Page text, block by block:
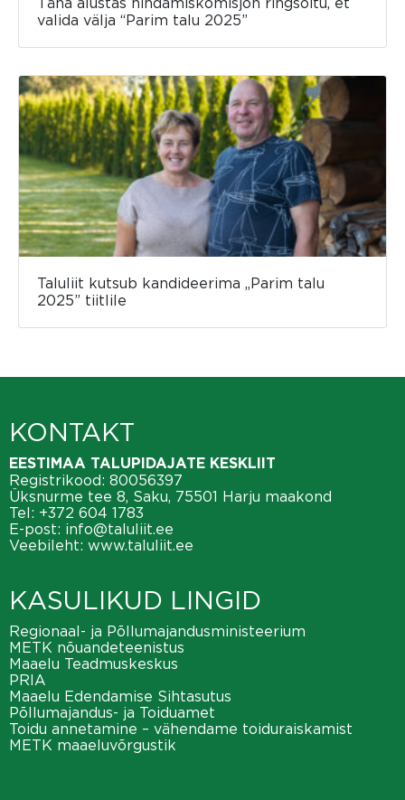
valida välja “Parim talu 2025”
Taluliit kutsub kandideerima „Parim talu
2025” tiitlile
KONTAKT
EESTIMAA TALUPIDAJATE KESKLIIT
Registrikood: 80056397
Üksnurme tee 8, Saku, 75501 Harju maakond
Tel: +372 604 1783
E-post: info@taluliit.ee
Veebileht: www.taluliit.ee
KASULIKUD LINGID
Regionaal- ja Põllumajandusministeerium
METK nõuandeteenistus
Maaelu Teadmuskeskus
PRIA
Maaelu Edendamise Sihtasutus
Põllumajandus- ja Toiduamet
Toidu annetamine – vähendame toiduraiskamist
METK maaeluvõrgustik